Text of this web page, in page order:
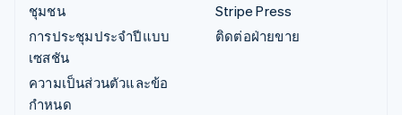
ชุมชน
การประชุมประจำปีแบบ
เซสชัน
ความเป็นส่วนตัวและข้อ
กำหนด
Stripe Press
ติดต่อฝ่ายขาย